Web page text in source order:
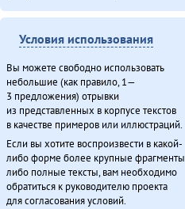
Условия использования
Вы можете свободно использовать
небольшие (как правило, 1—
3 предложения) отрывки
из представленных в корпусе текстов
в качестве примеров или иллюстраций.
Если вы хотите воспроизвести в какой-
либо форме более крупные фрагменты
либо полные тексты, вам необходимо
обратиться к руководителю проекта
для согласования условий.